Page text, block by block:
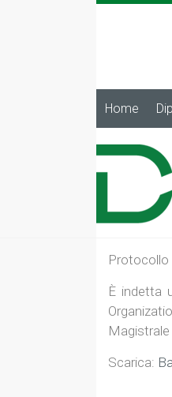
Home
Protocollo
È indetta
Magistrale
Scarica: